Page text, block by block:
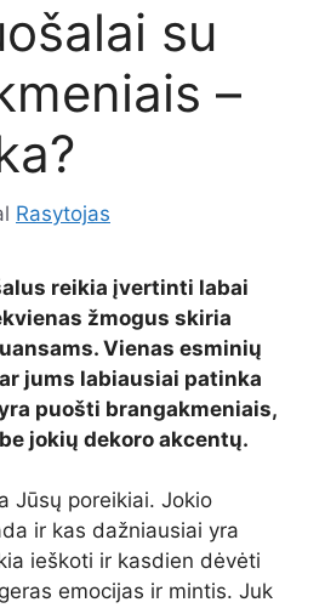
su
–
Rasytojas
reikia įvertinti labai
žmogus skiria
Vienas esminių
jums labiausiai patinka
puošti brangakmeniais,
jokių dekoro akcentų.
Jūsų poreikiai. Jokio
ir kas dažniausiai yra
ieškoti ir kasdien dėvėti
emocijas ir mintis. Juk